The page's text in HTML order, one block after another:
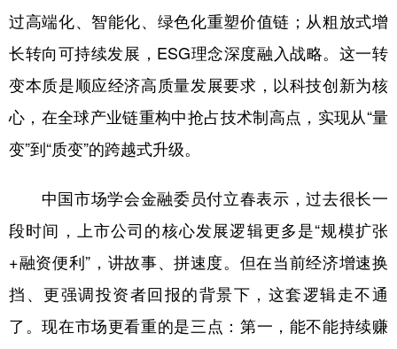
过高端化、智能化、绿色化重塑价值链；从粗放式增
长转向可持续发展，ESG理念深度融入战略。这一转
变本质是顺应经济高质量发展要求，以科技创新为核
心，在全球产业链重构中抢占技术制高点，实现从“量
变”到“质变”的跨越式升级。
中国市场学会金融委员付立春表示，过去很长一
段时间，上市公司的核心发展逻辑更多是“规模扩张
+融资便利”，讲故事、拼速度。但在当前经济增速换
挡、更强调投资者回报的背景下，这套逻辑走不通
了。现在市场更看重的是三点：第一，能不能持续赚